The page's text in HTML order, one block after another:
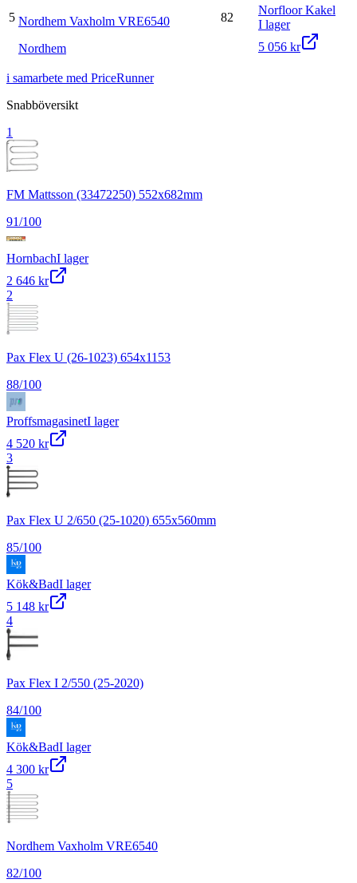
5 Nordhem Vaxholm VRE6540
Nordhem
82
Norfloor Kakel
I lager
5 056 kr
i samarbete med PriceRunner
Snabböversikt
1
FM Mattsson (33472250) 552x682mm
91/100
HornbachI lager
2 646 kr
2
Pax Flex U (26-1023) 654x1153
88/100
ProffsmagasinetI lager
4 520 kr
3
Pax Flex U 2/650 (25-1020) 655x560mm
85/100
Kök&BadI lager
5 148 kr
4
Pax Flex I 2/550 (25-2020)
84/100
Kök&BadI lager
4 300 kr
5
Nordhem Vaxholm VRE6540
82/100